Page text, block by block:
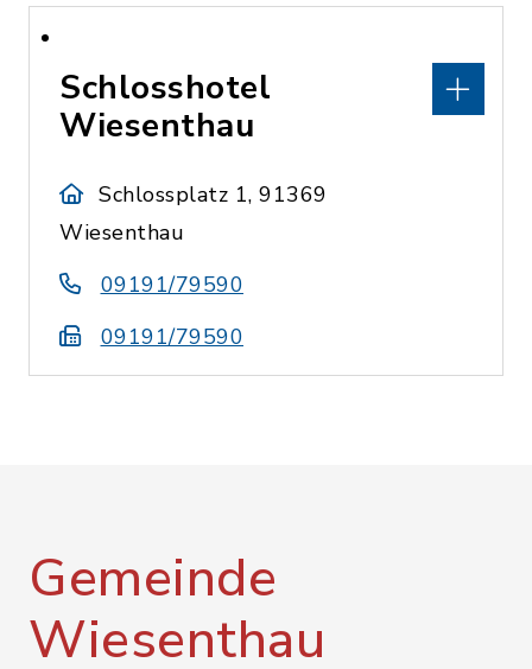
Schlosshotel
Wiesenthau
Schlossplatz 1, 91369
Wiesenthau
09191/79590
09191/79590
Gemeinde
Wiesenthau